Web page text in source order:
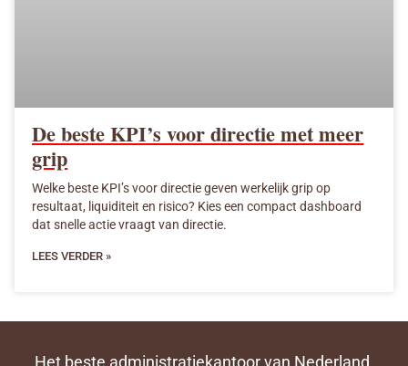
De beste KPI’s voor directie met meer
grip
Welke beste KPI’s voor directie geven werkelijk grip op
resultaat, liquiditeit en risico? Kies een compact dashboard
dat snelle actie vraagt van directie.
LEES VERDER »
Het beste administratiekantoor van Nederland,